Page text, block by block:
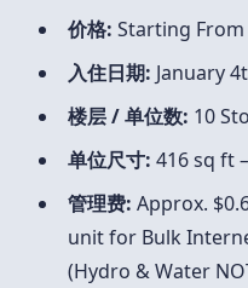
价格: Starting From
入住日期: January
楼层 / 单位数: 10
单位尺寸: 416 sq ft
管理费: Approx.
unit for Bulk
(Hydro & Water